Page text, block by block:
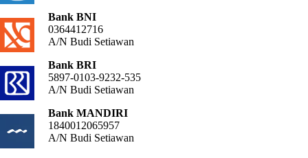
Bank BNI
0364412716
A/N Budi Setiawan
Bank BRI
5897-0103-9232-535
A/N Budi Setiawan
Bank MANDIRI
1840012065957
A/N Budi Setiawan